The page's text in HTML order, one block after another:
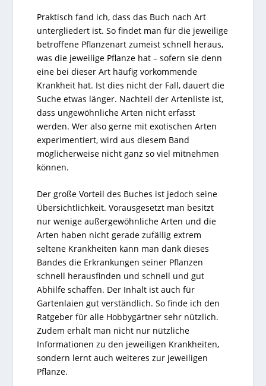
Praktisch fand ich, dass das Buch nach Art
untergliedert ist. So findet man für die jeweilige
betroffene Pflanzenart zumeist schnell heraus,
was die jeweilige Pflanze hat – sofern sie denn
eine bei dieser Art häufig vorkommende
Krankheit hat. Ist dies nicht der Fall, dauert die
Suche etwas länger. Nachteil der Artenliste ist,
dass ungewöhnliche Arten nicht erfasst
werden. Wer also gerne mit exotischen Arten
experimentiert, wird aus diesem Band
möglicherweise nicht ganz so viel mitnehmen
können.
Der große Vorteil des Buches ist jedoch seine
Übersichtlichkeit. Vorausgesetzt man besitzt
nur wenige außergewöhnliche Arten und die
Arten haben nicht gerade zufällig extrem
seltene Krankheiten kann man dank dieses
Bandes die Erkrankungen seiner Pflanzen
schnell herausfinden und schnell und gut
Abhilfe schaffen. Der Inhalt ist auch für
Gartenlaien gut verständlich. So finde ich den
Ratgeber für alle Hobbygärtner sehr nützlich.
Zudem erhält man nicht nur nützliche
Informationen zu den jeweiligen Krankheiten,
sondern lernt auch weiteres zur jeweiligen
Pflanze.